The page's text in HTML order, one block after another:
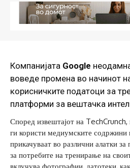
Компанијата Google
воведе промена во начинот
корисничките податоци за
платформи за вештачка
Според извештајот на TechCrunch,
ги користи медиумските содржини
прикачуваат во различни алатки
за потребите на тренирање на